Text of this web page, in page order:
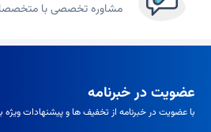
مشاوره تخصصی با
عضویت در خبرنامه
با عضویت در خبرنامه از تخفیف ها و پیشنهادات ویژه